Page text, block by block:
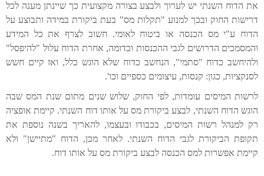
את הדוח השנתי יש לערוך ולבצע בצורה מקצועית כך שיינתן מענה לכל
דרישות החוק ובכך למנוע "תקלות מס" בעת ביקורת במידה ותבוצע על
הדוח ע"י מס הכנסה או ביטוח לאומי. חשוב לצרף את כל המידע
והמסמכים הדרושים לגבי ההכנסות וכדומה, אחרת הדוח עלול "להיפסל"
ולהיחשב כדוח "סתמי", הנחשב כדוח שלא הוגש כלל, ואז קיים חשש
לסנקציות, כגון: קנסות, עיצומים כספיים וכו'.
לרשות המיסים עומדות, לפי החוק, שלוש שנים מתום שנת המס שבה
הוגש הדוח השנתי, לבצע ביקורת מס על אותו דוח השנתי. קיימת אופציה
רק למנהל רשות המיסים, בכבודו ובעצמו, להאריך בשנה נוספת את
תקופת הביקורת לגבי הדוח השנתי. לאחר מכן, הדוח "מתיישן" ולא
קיימת אפשרות למס הכנסה לבצע ביקורת מס על אותו דוח.